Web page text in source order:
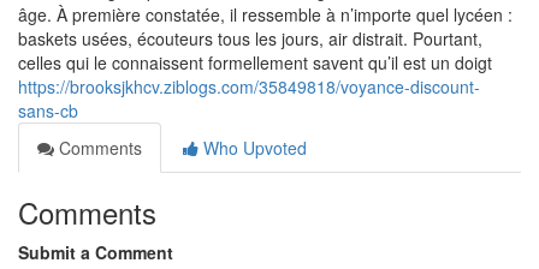
âge. À première constatée, il ressemble à n’importe quel lycéen :
baskets usées, écouteurs tous les jours, air distrait. Pourtant,
celles qui le connaissent formellement savent qu’il est un doigt
https://brooksjkhcv.ziblogs.com/35849818/voyance-discount-
sans-cb
Comments
Who Upvoted
Comments
Submit a Comment